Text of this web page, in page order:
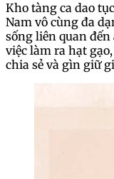
Kho tàng ca dao
Nam vô cùng đa
sống liên quan
việc làm ra hạt
chia sẻ và gìn giữ